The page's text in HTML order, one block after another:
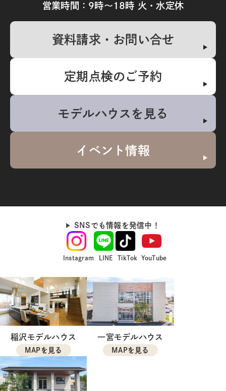
営業時間：9時～18時 火・水定休
資料請求・お問い合せ
定期点検のご予約
モデルハウスを見る
イベント情報
SNSでも情報を発信中！
Instagram LINE TikTok YouTube
稲沢モデルハウス
MAPを見る
一宮モデルハウス
MAPを見る